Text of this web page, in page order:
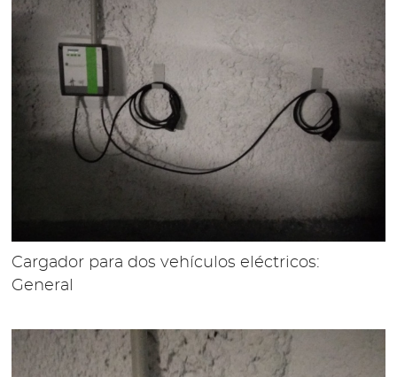
Cargador para dos vehículos eléctricos:
General